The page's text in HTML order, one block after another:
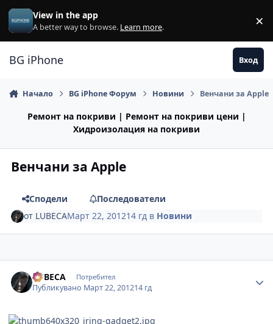
Премини към съдържанието
View in the app
A better way to browse. Learn more. ×
BG iPhone Вход
Начало BG iPhone Форум Новини Венчани за Apple
Ремонт на покриви | Ремонт на покриви цени |
Хидроизолация на покриви
Венчани за Apple
Сподели
Последователи
от LUBECAМарт 22, 201214 гд в Новини
LUBECA Потребител
Публикувано Март 22, 201214 гд